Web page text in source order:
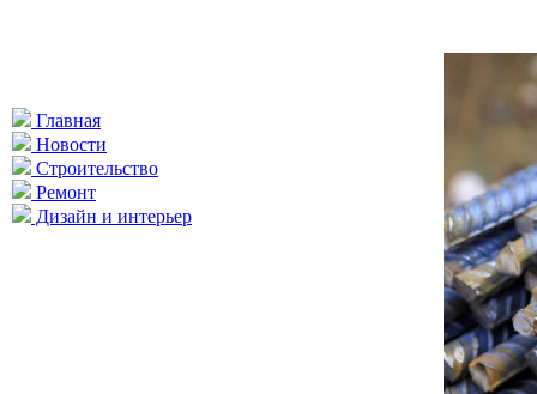
Главная
Новости
Строительство
Ремонт
Дизайн и интерьер